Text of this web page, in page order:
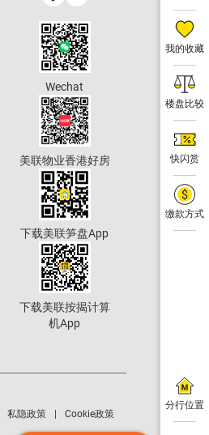
我的收藏
楼盘比较
快闪赏
缴款方式
分行位置
Wechat
美联物业香港好房
下载美联笋盘App
下载美联按揭计算
机App
私隐政策 Cookie政策